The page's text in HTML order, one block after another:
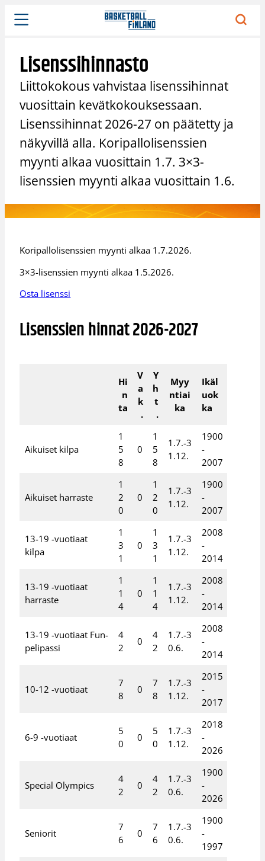
Siirry
sisältöön
Lisenssihinnasto
Liittokokous vahvistaa lisenssihinnat
vuosittain kevätkokouksessaan.
Lisenssihinnat 2026-27 on päätetty ja
näkyvillä alla. Koripallolisenssien
myynti alkaa vuosittain 1.7. 3×3-
lisenssien myynti alkaa vuosittain 1.6.
Koripallolisenssien myynti alkaa 1.7.2026.
3×3-lisenssien myynti alkaa 1.5.2026.
Osta lisenssi
Lisenssien hinnat 2026-2027
Hi
n
ta
V
a
k
.
Y
h
t
.
Myy
ntiai
ka
Ikäl
uok
ka
Aikuiset kilpa
1
5
8
0
1
5
8
1.7.-3
1.12.
1900
-
2007
Aikuiset harraste
1
2
0
0
1
2
0
1.7.-3
1.12.
1900
-
2007
13-19 -vuotiaat
kilpa
1
3
1
0
1
3
1
1.7.-3
1.12.
2008
-
2014
13-19 -vuotiaat
harraste
1
1
4
0
1
1
4
1.7.-3
1.12.
2008
-
2014
13-19 -vuotiaat Fun-
pelipassi
4
2
0
4
2
1.7.-3
0.6.
2008
-
2014
10-12 -vuotiaat
7
8
0
7
8
1.7.-3
1.12.
2015
-
2017
6-9 -vuotiaat
5
0
0
5
0
1.7.-3
1.12.
2018
-
2026
Special Olympics
4
2
0
4
2
1.7.-3
0.6.
1900
-
2026
Seniorit
7
6
0
7
6
1.7.-3
0.6.
1900
-
1997